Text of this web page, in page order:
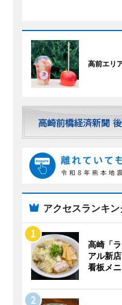
高前エリ
アクセスランキン
高崎「
アル新
看板メ